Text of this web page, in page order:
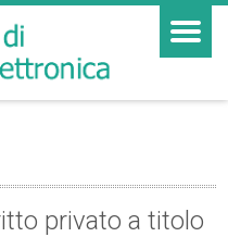
privato a titolo